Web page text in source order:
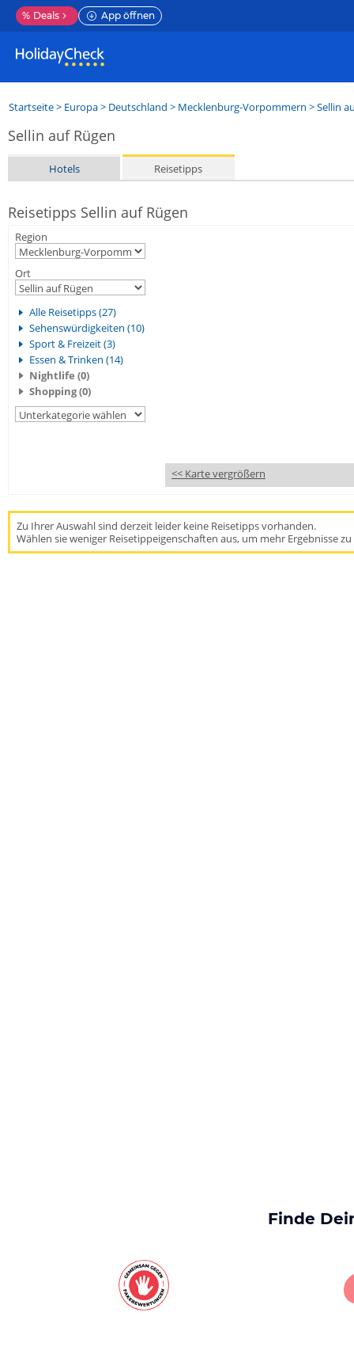
% Deals App öffnen
Startseite> Europa> Deutschland > Mecklenburg-Vorpommern >Sellin
Sellin auf Rügen
Hotels Reisetipps
Reisetipps Sellin auf Rügen
Region
Ort
Alle Reisetipps (27)
Sehenswürdigkeiten (10)
Sport & Freizeit (3)
Essen & Trinken (14)
Nightlife (0)
Shopping (0)
<< Karte vergrößern
Zu Ihrer Auswahl sind derzeit leider keine Reisetipps vorhanden.
Wählen sie weniger Reisetippeigenschaften aus, um mehr Ergebnisse
Finde